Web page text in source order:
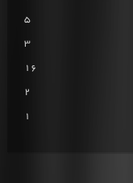
5
3
16
2
1